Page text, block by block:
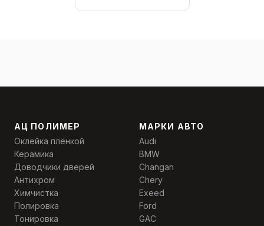
АЦ ПОЛИМЕР
Оклейка плёнкой
Керамика
Доводчики дверей
Антихром
Химчистка
Полировка
Тонировка
МАРКИ АВТО
Audi
BMW
Changan
Chery
Exeed
Ford
GAC